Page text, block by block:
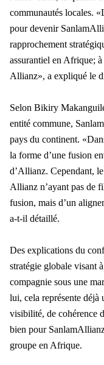
communautés locales.
pour devenir
rapprochement
assurantiel en Afrique;
Allianz», a expliqué le
Selon Bikiry
entité commune,
pays du continent.
la forme d’une fusion
d’Allianz. Cependant,
Allianz n’ayant pas de
fusion, mais d’un
a-t-il détaillé.
Des explications du
stratégie globale visant
compagnie sous une
lui, cela représente déjà
visibilité, de cohérence
bien pour
groupe en Afrique.